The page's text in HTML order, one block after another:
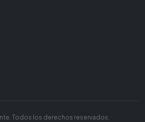
Todos los derechos reservados.